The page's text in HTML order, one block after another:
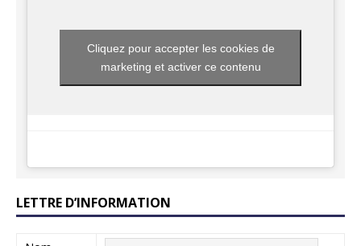
Cliquez pour accepter les cookies de
marketing et activer ce contenu
LETTRE D’INFORMATION